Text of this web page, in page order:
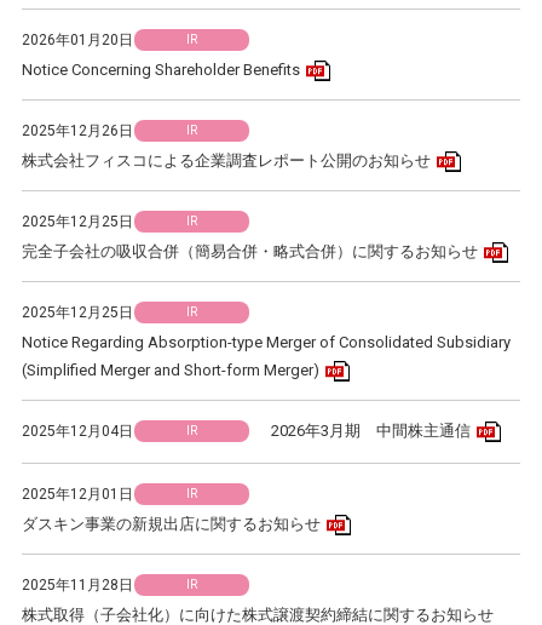
2026年01月20日 IR
Notice Concerning Shareholder Benefits
2025年12月26日 IR
株式会社フィスコによる企業調査レポート公開のお知らせ
2025年12月25日 IR
完全子会社の吸収合併（簡易合併・略式合併）に関するお知らせ
2025年12月25日 IR
Notice Regarding Absorption-type Merger of Consolidated Subsidiary
(Simplified Merger and Short-form Merger)
2025年12月04日 IR 2026年3月期 中間株主通信
2025年12月01日 IR
ダスキン事業の新規出店に関するお知らせ
2025年11月28日 IR
株式取得（子会社化）に向けた株式譲渡契約締結に関するお知らせ